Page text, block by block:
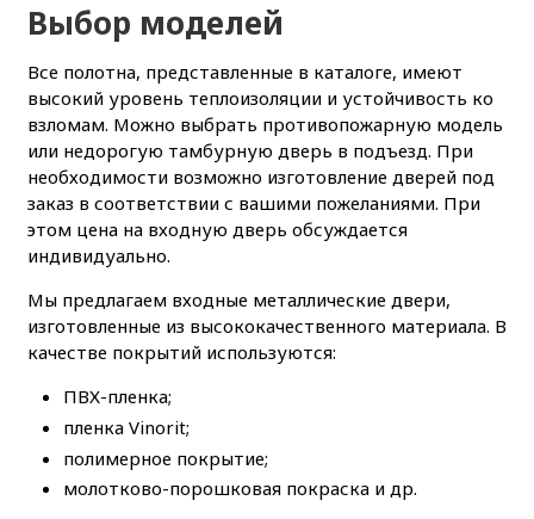
Выбор моделей
Все полотна, представленные в каталоге, имеют
высокий уровень теплоизоляции и устойчивость ко
взломам. Можно выбрать противопожарную модель
или недорогую тамбурную дверь в подъезд. При
необходимости возможно изготовление дверей под
заказ в соответствии с вашими пожеланиями. При
этом цена на входную дверь обсуждается
индивидуально.
Мы предлагаем входные металлические двери,
изготовленные из высококачественного материала. В
качестве покрытий используются:
ПВХ-пленка;
пленка Vinorit;
полимерное покрытие;
молотково-порошковая покраска и др.